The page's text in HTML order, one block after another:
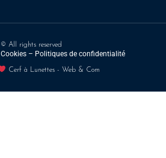
© All rights reserved
Cookies – Politiques de confidentialité
Cerf à Lunettes - Web & Com